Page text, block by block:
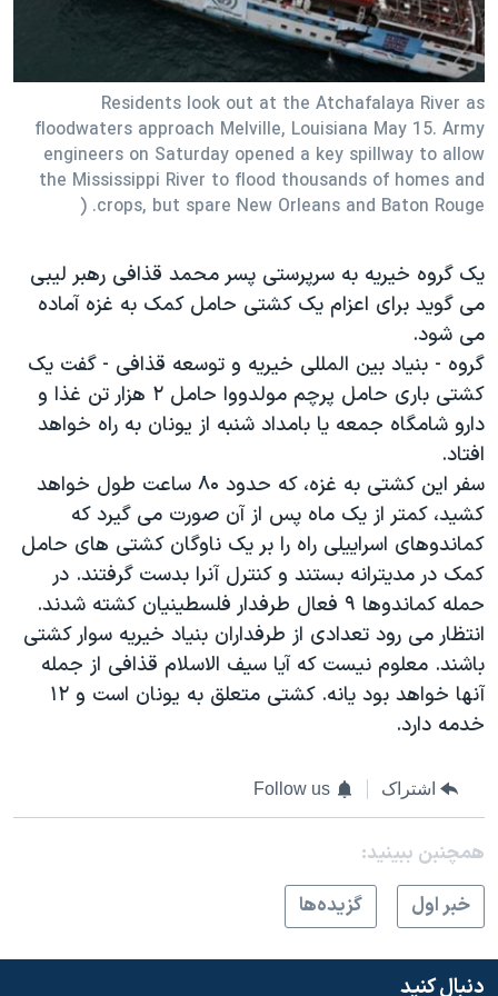
فرهنگ و زندگی
حقوق شهروندی
اقتصادی
علم و فناوری
اسرائیل در جنگ
آرشیو پخش زنده
مستندها
انتخابات ریاست جمهوری آمریکا ۲۰۲۴
حمله جمهوری اسلامی به اسرائیل
رمز مهسا
ورزش زنان در ایران
مجموعه مستندهای دادخواهی
تریبونال مردمی آبان ۹۸
دادگاه حمید نوری
چهل سال گروگان‌گیری
قانون شفافیت دارائی کادر رهبری ایران
اعتراضات مردمی آبان ۹۸
اسرائیل در جنگ
نرگس محمدی برنده جایزه نوبل صلح
همایش محافظه‌کاران آمریکا «سی‌پک»
صفحه‌های ویژه
سفر پرزیدنت ترامپ به چین
دنبال کنید
زبانهای مختلف
Residents look out at the Atchafalaya River as
floodwaters approach Melville, Louisiana May 15. Army
engineers on Saturday opened a key spillway to allow
the Mississippi River to flood thousands of homes and
crops, but spare New Orleans and Baton Rouge. (
یک گروه خیریه به سرپرستی پسر محمد قذافی رهبر لیبی
می گوید برای اعزام یک کشتی حامل کمک به غزه آماده
می شود.
گروه - بنیاد بین المللی خیریه و توسعه قذافی - گفت یک
کشتی باری حامل پرچم مولدووا حامل ۲ هزار تن غذا و
دارو شامگاه جمعه یا بامداد شنبه از یونان به راه خواهد
افتاد.
سفر این کشتی به غزه، که حدود ۸۰ ساعت طول خواهد
کشید، کمتر از یک ماه پس از آن صورت می گیرد که
کماندوهای اسراییلی راه را بر یک ناوگان کشتی های حامل
کمک در مدیترانه بستند و کنترل آنرا بدست گرفتند. در
حمله کماندوها ۹ فعال طرفدار فلسطینیان کشته شدند.
انتظار می رود تعدادی از طرفداران بنیاد خیریه سوار کشتی
باشند. معلوم نیست که آیا سیف الاسلام قذافی از جمله
آنها خواهد بود یانه. کشتی متعلق به یونان است و ۱۲
خدمه دارد.
اشتراک Follow us
همچنبن ببینید:
خبر اول
گزيده‌ها
دنبال کنید